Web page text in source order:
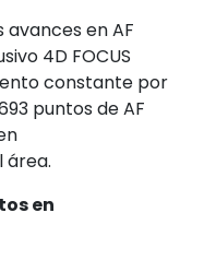
avances en AF
4D FOCUS
constante por
puntos de AF
área.
en